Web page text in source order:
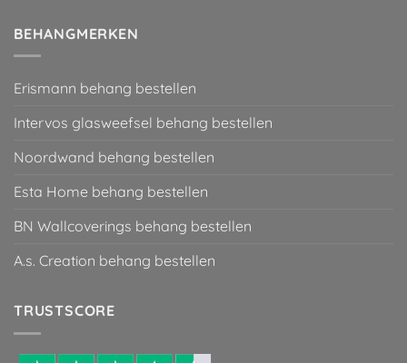
BEHANGMERKEN
Erismann behang bestellen
Intervos glasweefsel behang bestellen
Noordwand behang bestellen
Esta Home behang bestellen
BN Wallcoverings behang bestellen
A.s. Creation behang bestellen
TRUSTSCORE